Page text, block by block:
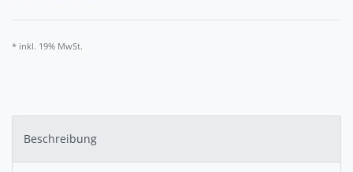
* inkl. 19% MwSt.
Beschreibung